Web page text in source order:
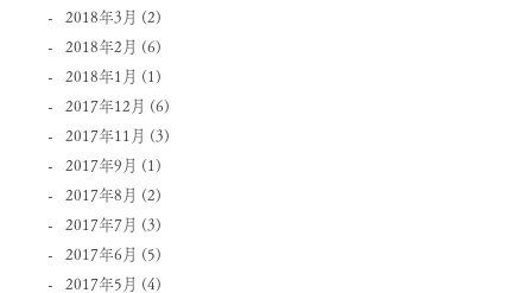
2018年3月 (2)
2018年2月 (6)
2018年1月 (1)
2017年12月 (6)
2017年11月 (3)
2017年9月 (1)
2017年8月 (2)
2017年7月 (3)
2017年6月 (5)
2017年5月 (4)